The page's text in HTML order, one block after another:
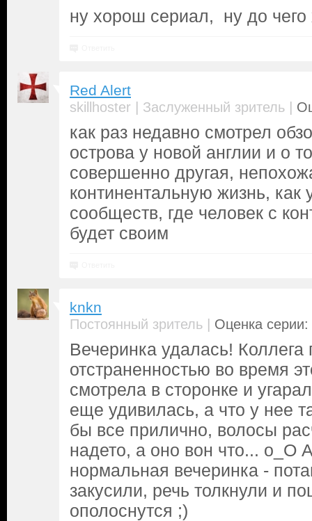
ну хорош сериал, ну до
Red Alert
skillhoster | Заслуженный зритель |
как раз недавно смотрел
острова у новой англии и о
совершенно другая,
континентальную жизнь, как
сообществ, где человек с
будет своим
knkn
Постоянный зритель | Оценка серии:
Вечеринка удалась!
отстраненностью во время
смотрела в сторонке и
еще удивилась, а что у нее
бы все прилично, волосы
надето, а оно вон что... о_О
нормальная вечеринка -
закусили, речь толкнули и
ополоснутся ;)